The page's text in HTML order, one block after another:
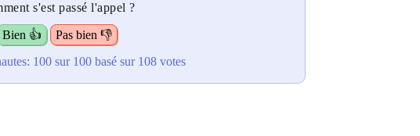
s'est passé l'appel ?
Bien 👍
Pas bien 👎
100 sur 100 basé sur 108 votes